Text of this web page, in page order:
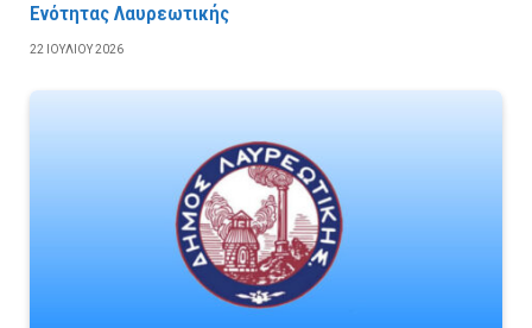
Ενότητας Λαυρεωτικής
22 ΙΟΥΛΊΟΥ 2026